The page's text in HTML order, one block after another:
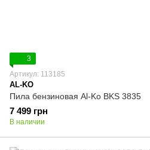
3
Артикул: 113185
AL-KO
Пила бензиновая Al-Ko BKS 3835
7 499 грн
В наличии